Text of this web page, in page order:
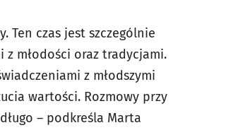
Ten czas jest szczególnie
młodości oraz tradycjami.
z młodszymi
wartości. Rozmowy przy
– podkreśla Marta